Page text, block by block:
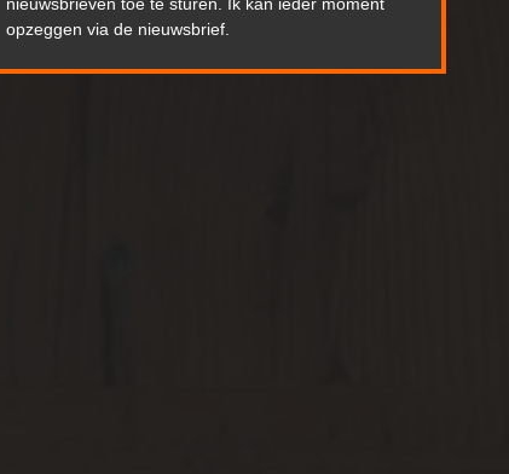
opzeggen via de nieuwsbrief.